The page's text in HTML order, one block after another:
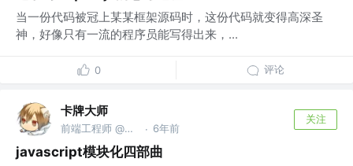
当一份代码被冠上某某框架源码时，这份代码就变得高深圣
神，好像只有一流的程序员能写得出来，...
0 评论
卡牌大师
前端工程师 @前腾讯工程师 · 6年前
关注
javascript模块化四部曲